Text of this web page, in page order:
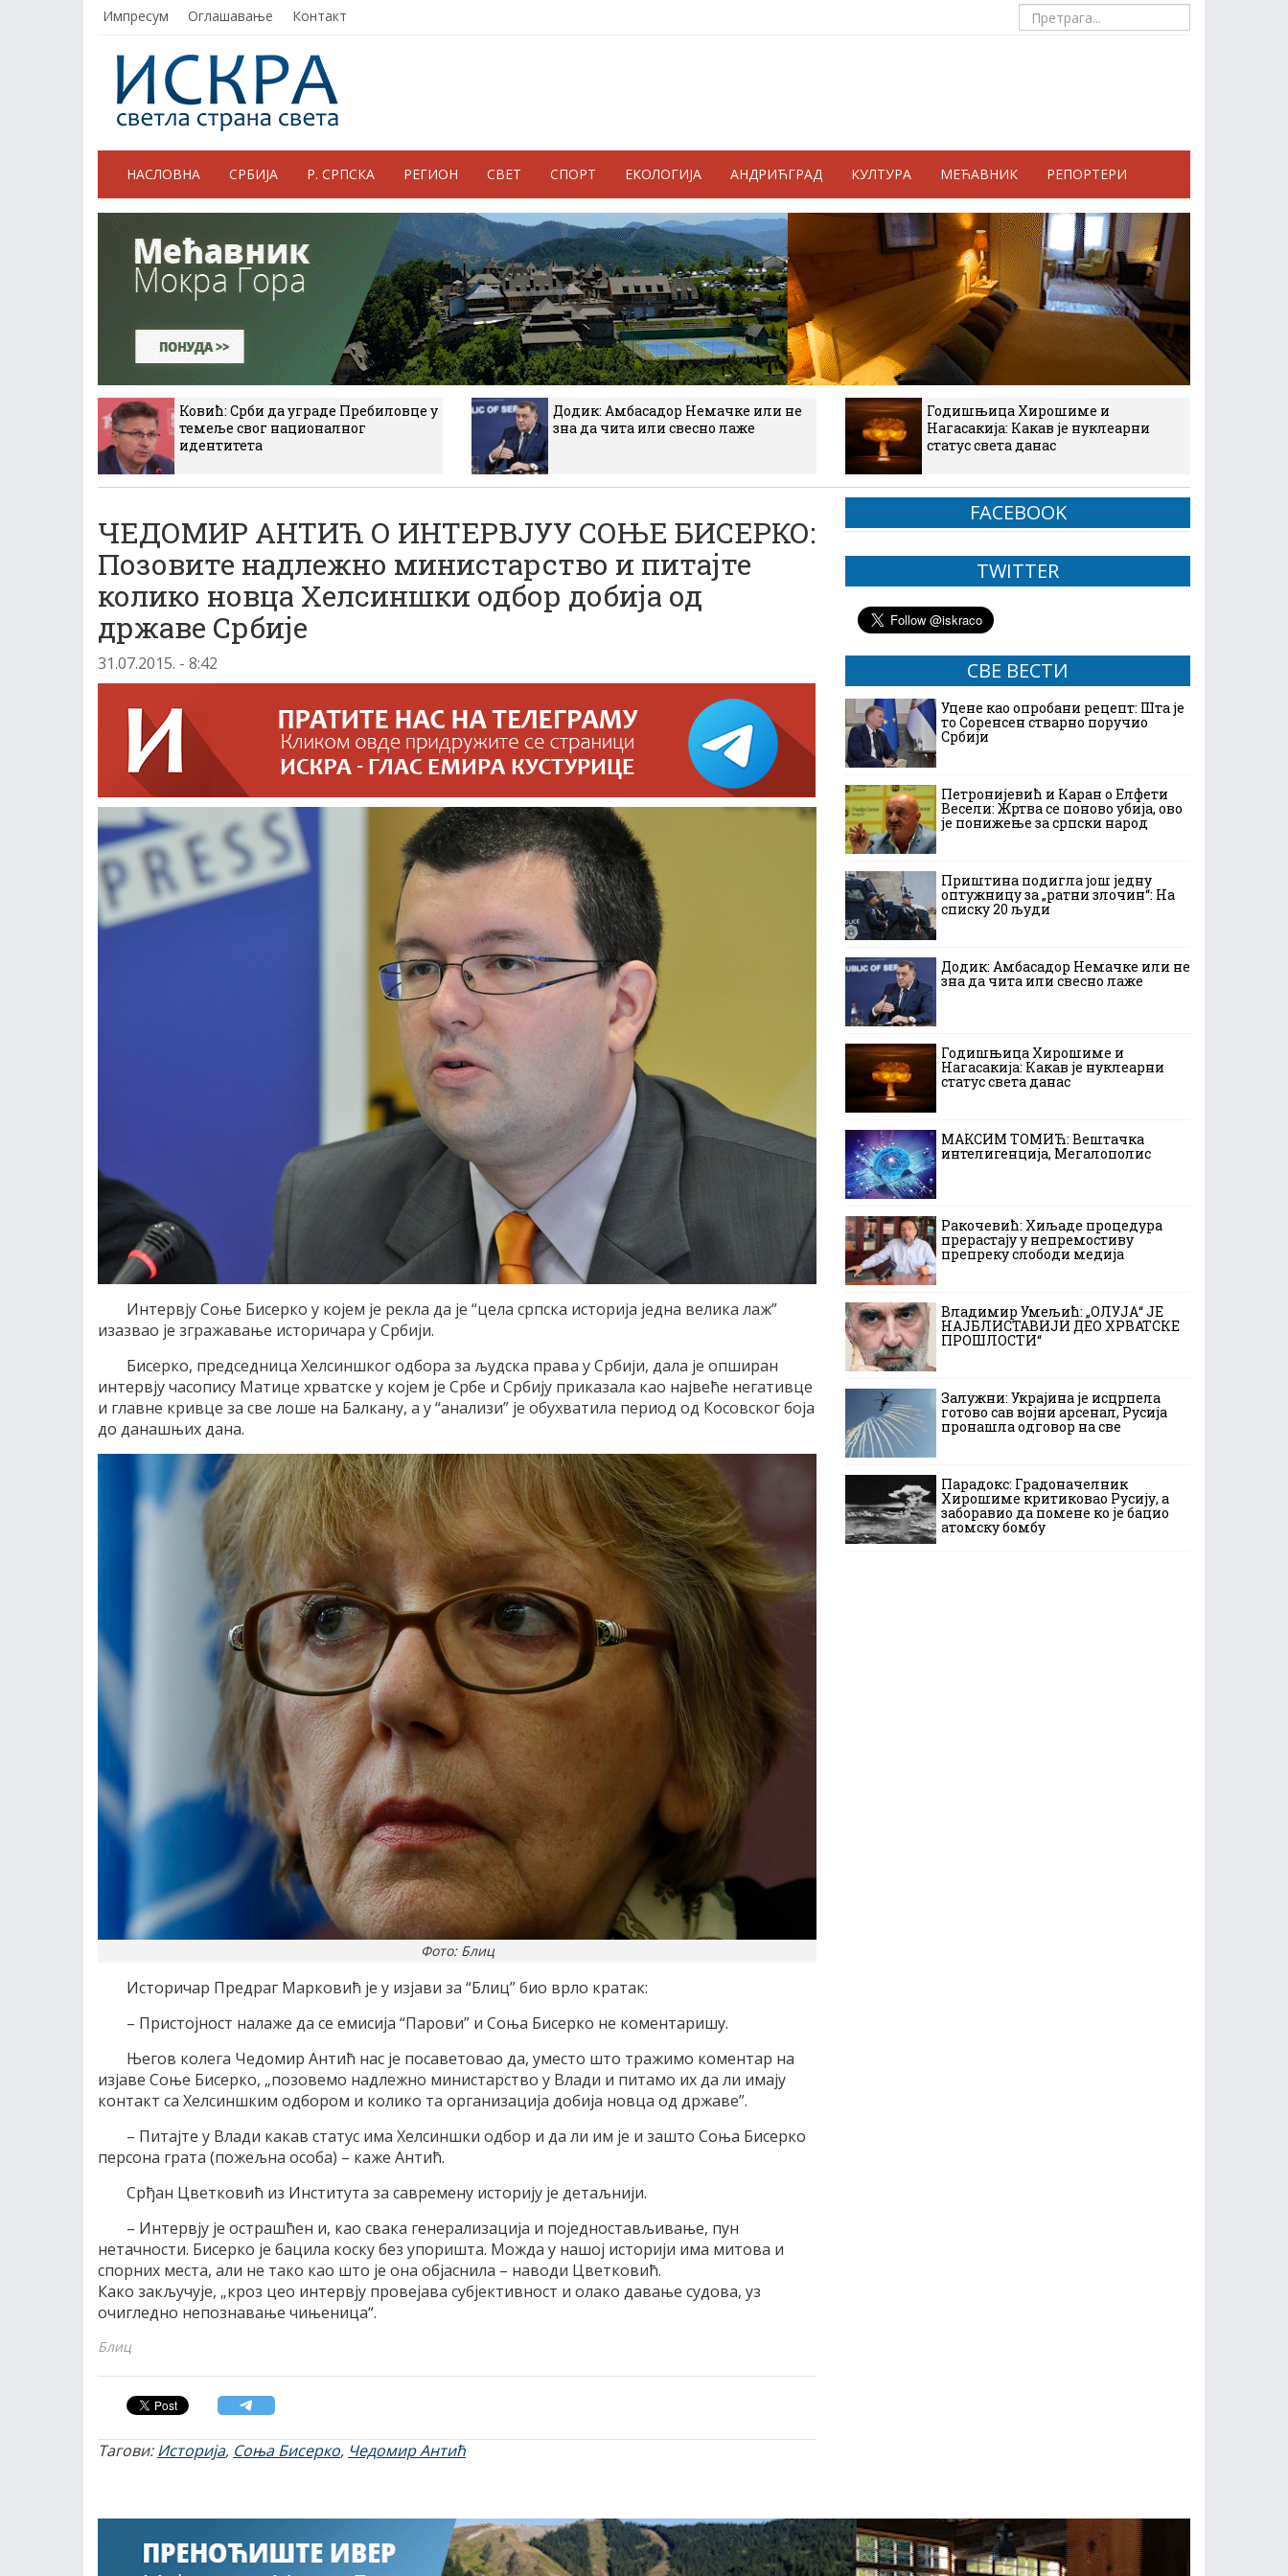
Импресум Оглашавање Контакт
НАСЛОВНА СРБИЈА Р. СРПСКА РЕГИОН СВЕТ СПОРТ ЕКОЛОГИЈА АНДРИЋГРАД КУЛТУРА МЕЋАВНИК РЕПОРТЕРИ
Ковић: Срби да уграде Пребиловце у
темеље свог националног
идентитета
Додик: Амбасадор Немачке или не
зна да чита или свесно лаже
Годишњица Хирошиме и
Нагасакија: Какав је нуклеарни
статус света данас
ЧЕДОМИР АНТИЋ О ИНТЕРВЈУУ СОЊЕ БИСЕРКО:
Позовите надлежно министарство и питајте
колико новца Хелсиншки одбор добија од
државе Србије
31.07.2015. - 8:42
Интервју Соње Бисерко у којем је рекла да је “цела српска историја једна велика лаж”
изазвао је згражавање историчара у Србији.
Бисерко, председница Хелсиншког одбора за људска права у Србији, дала је опширан
интервју часопису Матице хрватске у којем је Србе и Србију приказала као највеће негативце
и главне кривце за све лоше на Балкану, а у “анализи” је обухватила период од Косовског боја
до данашњих дана.
Фото: Блиц
Историчар Предраг Марковић је у изјави за “Блиц” био врло кратак:
– Пристојност налаже да се емисија “Парови” и Соња Бисерко не коментаришу.
Његов колега Чедомир Антић нас је посаветовао да, уместо што тражимо коментар на
изјаве Соње Бисерко, „позовемо надлежно министарство у Влади и питамо их да ли имају
контакт са Хелсиншким одбором и колико та организација добија новца од државе”.
– Питајте у Влади какав статус има Хелсиншки одбор и да ли им је и зашто Соња Бисерко
персона грата (пожељна особа) – каже Антић.
Срђан Цветковић из Института за савремену историју је детаљнији.
– Интервју је острашћен и, као свака генерализација и поједностављивање, пун
нетачности. Бисерко је бацила коску без упоришта. Можда у нашој историји има митова и
спорних места, али не тако као што је она објаснила – наводи Цветковић.
Како закључује, „кроз цео интервју провејава субјективност и олако давање судова, уз
очигледно непознавање чињеница“.
Блиц
Тагови:Историја, Соња Бисерко, Чедомир Антић
FACEBOOK
TWITTER
СВЕ ВЕСТИ
Уцене као опробани рецепт: Шта је
то Соренсен стварно поручио
Србији
Петронијевић и Каран о Елфети
Весели: Жртва се поново убија, ово
је понижење за српски народ
Приштина подигла још једну
оптужницу за „ратни злочин“: На
списку 20 људи
Додик: Амбасадор Немачке или не
зна да чита или свесно лаже
Годишњица Хирошиме и
Нагасакија: Какав је нуклеарни
статус света данас
МАКСИМ ТОМИЋ: Вештачка
интелигенција, Мегалополис
Ракочевић: Хиљаде процедура
прерастају у непремостиву
препреку слободи медија
Владимир Умељић: „ОЛУЈА“ ЈЕ
НАЈБЛИСТАВИЈИ ДЕО ХРВАТСКЕ
ПРОШЛОСТИ“
Залужни: Украјина је исцрпела
готово сав војни арсенал, Русија
пронашла одговор на све
Парадокс: Градоначелник
Хирошиме критиковао Русију, а
заборавио да помене ко је бацио
атомску бомбу